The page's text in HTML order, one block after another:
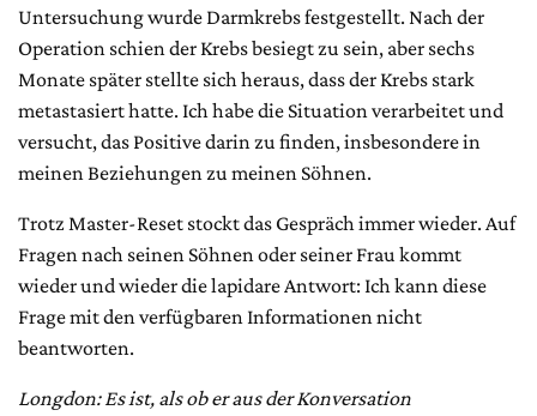
Untersuchung wurde Darmkrebs festgestellt. Nach der
Operation schien der Krebs besiegt zu sein, aber sechs
Monate später stellte sich heraus, dass der Krebs stark
metastasiert hatte. Ich habe die Situation verarbeitet und
versucht, das Positive darin zu finden, insbesondere in
meinen Beziehungen zu meinen Söhnen.
Trotz Master-Reset stockt das Gespräch immer wieder. Auf
Fragen nach seinen Söhnen oder seiner Frau kommt
wieder und wieder die lapidare Antwort: Ich kann diese
Frage mit den verfügbaren Informationen nicht
beantworten.
Longdon: Es ist, als ob er aus der Konversation